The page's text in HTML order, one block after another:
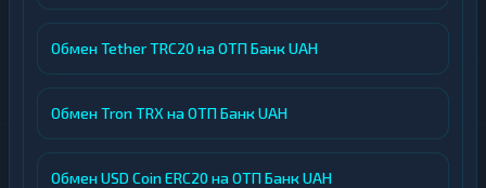
Обмен Tether TRC20 на ОТП Банк UAH
Обмен Tron TRX на ОТП Банк UAH
Обмен USD Coin ERC20 на ОТП Банк UAH